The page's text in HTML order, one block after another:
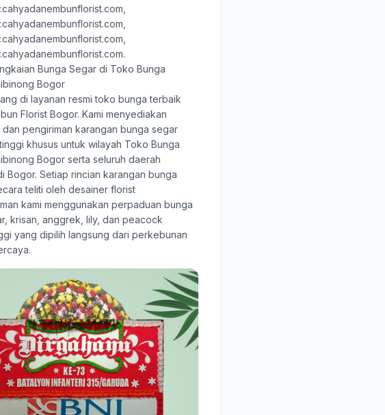
.
Bunga Segar di Toko Bunga
Bogor
di layanan resmi toko bunga terbaik
Florist Bogor. Kami menyediakan
dan pengiriman karangan bunga segar
khusus untuk wilayah Toko Bunga
Bogor serta seluruh daerah
Bogor. Setiap rincian karangan bunga
teliti oleh desainer florist
kami menggunakan perpaduan bunga
krisan, anggrek, lily, dan peacock
yang dipilih langsung dari perkebunan